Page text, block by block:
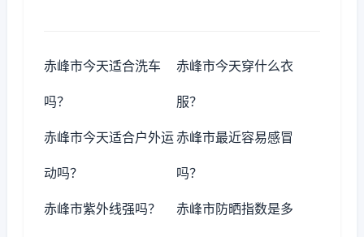
赤峰市今天适合洗车
吗？
赤峰市今天穿什么衣
服？
赤峰市今天适合户外运
动吗？
赤峰市最近容易感冒
吗？
赤峰市紫外线强吗？ 赤峰市防晒指数是多